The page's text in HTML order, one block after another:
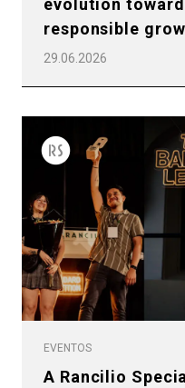
evolution
responsible
29.06.2026
EVENTOS
A Rancilio